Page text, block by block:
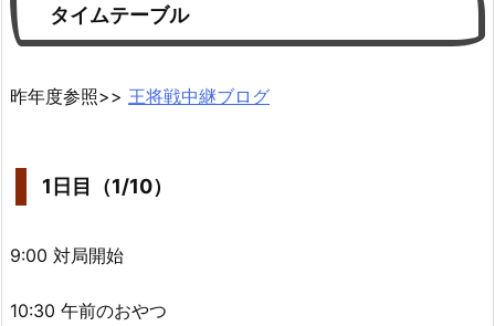
タイムテーブル
昨年度参照>> 王将戦中継ブログ
1日目（1/10）
9:00 対局開始
10:30 午前のおやつ